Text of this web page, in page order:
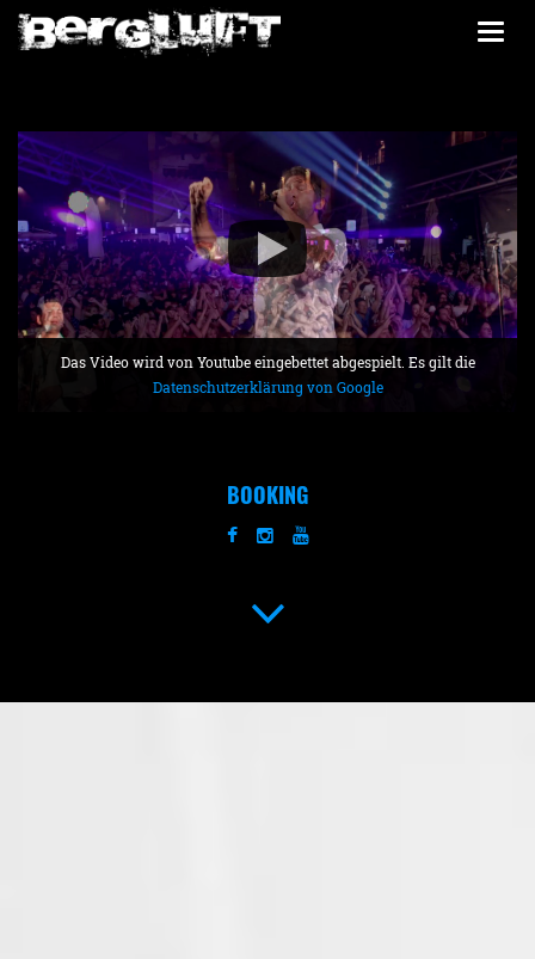
Das Video wird von Youtube eingebettet abgespielt. Es gilt die
Datenschutzerklärung von Google
BOOKING